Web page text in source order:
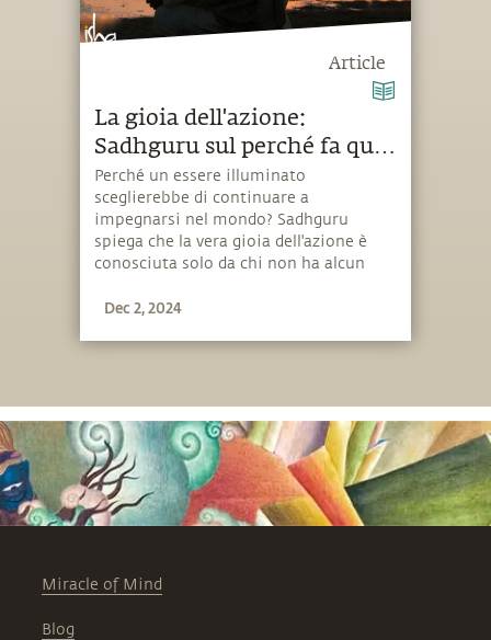
Article
La gioia dell'azione:
Sadhguru sul perché fa quel
che fa
Perché un essere illuminato
sceglierebbe di continuare a
impegnarsi nel mondo? Sadhguru
spiega che la vera gioia dell'azione è
conosciuta solo da chi non ha alcun
Dec 2, 2024
Miracle of Mind
Blog